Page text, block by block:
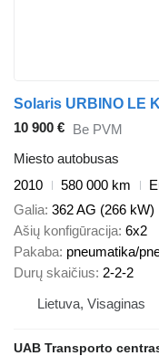
Solaris URBINO LE
10 900 € Be PVM
Miesto autobusas
2010
580 000 km
Galia 362 AG (266 kW)
Ašių konfigūracija 6x2
Pakaba pneumatika/
Durų skaičius 2-2-2
Lietuva, Visaginas
UAB Transporto